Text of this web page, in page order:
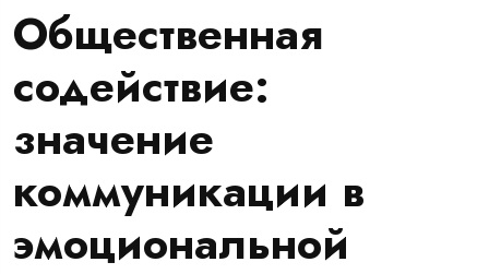
Общественная
содействие:
значение
коммуникации в
эмоциональной